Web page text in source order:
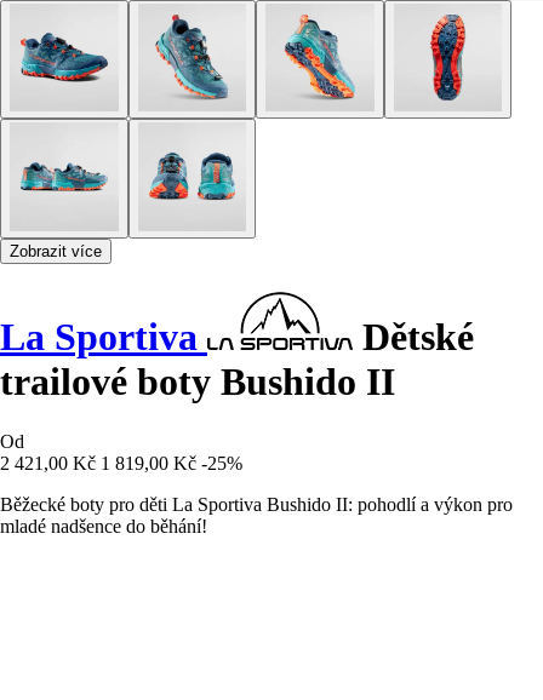
Zobrazit více
La Sportiva
Dětské
trailové boty Bushido II
Od
2 421,00 Kč 1 819,00 Kč -25%
Běžecké boty pro děti La Sportiva Bushido II: pohodlí a výkon pro
mladé nadšence do běhání!